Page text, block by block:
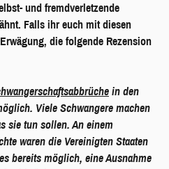
und fremdverletzende
Falls ihr euch mit diesen
die folgende Rezension
in den
Viele Schwangere machen
sie tun sollen. An einem
waren die Vereinigten Staaten
bereits möglich, eine Ausnahme